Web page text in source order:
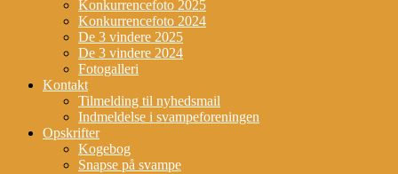
Konkurrencefoto 2025
Konkurrencefoto 2024
De 3 vindere 2025
De 3 vindere 2024
Fotogalleri
Kontakt
Tilmelding til nyhedsmail
Indmeldelse i svampeforeningen
Opskrifter
Kogebog
Snapse på svampe